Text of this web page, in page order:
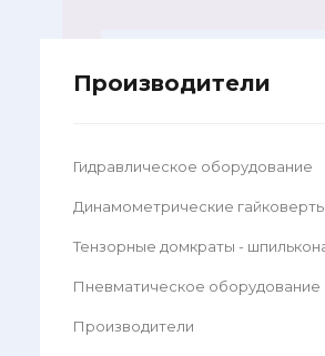
Производители
Гидравлическое оборудование
Динамометрические гайковерты
Тензорные домкраты -
Пневматическое оборудование
Производители